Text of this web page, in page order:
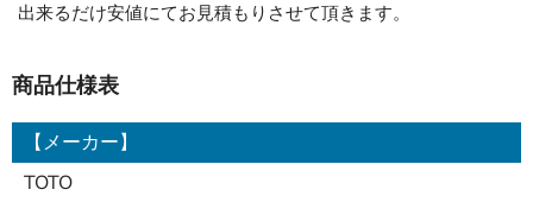
出来るだけ安値にてお見積もりさせて頂きます。
商品仕様表
【メーカー】
TOTO